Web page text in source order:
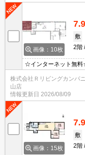
画像：10枚
7.9
敷
2階
☆インターネット無
株式会社Ｒリビングカンパ
山店
情報更新日 2026/08/09
画像：15枚
7.9
敷
2階